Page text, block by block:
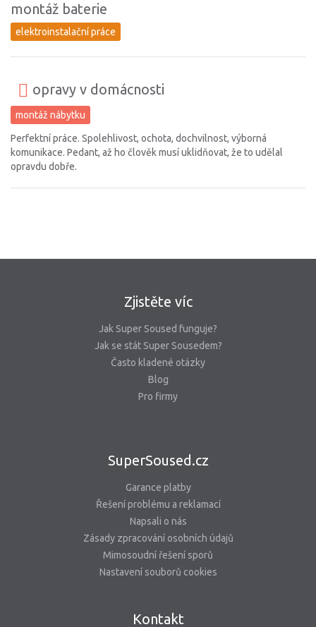
montáž baterie
elektroinstalační práce
opravy v domácnosti
montáž nábytku
Perfektní práce. Spolehlivost, ochota, dochvilnost, výborná
komunikace. Pedant, až ho člověk musí uklidňovat, že to udělal
opravdu dobře.
Zjistěte víc
Jak Super Soused funguje?
Jak se stát Super Sousedem?
Často kladené otázky
Blog
Pro firmy
SuperSoused.cz
Garance platby
Řešení problému a reklamací
Napsali o nás
Zásady zpracování osobních údajů
Mimosoudní řešení sporů
Nastavení souborů cookies
Kontakt